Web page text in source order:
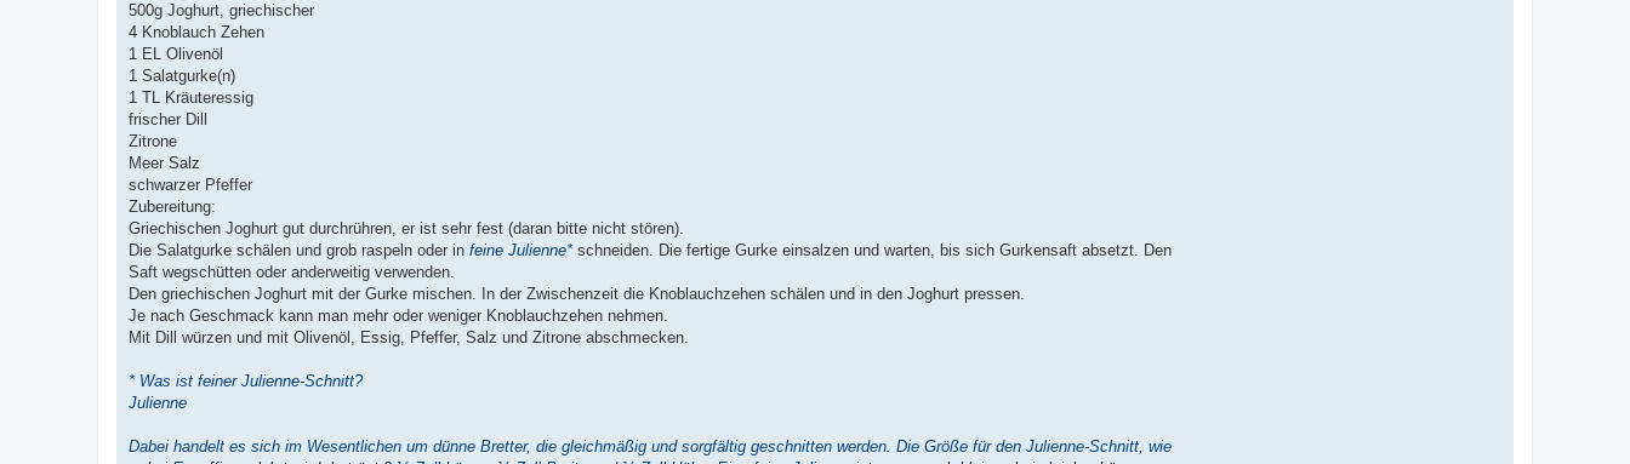
500g Joghurt, griechischer
4 Knoblauch Zehen
1 EL Olivenöl
1 Salatgurke(n)
1 TL Kräuteressig
frischer Dill
Zitrone
Meer Salz
schwarzer Pfeffer
Zubereitung:
Griechischen Joghurt gut durchrühren, er ist sehr fest (daran bitte nicht stören).
Die Salatgurke schälen und grob raspeln oder in feine Julienne*schneiden. Die fertige Gurke einsalzen und warten, bis sich Gurkensaft absetzt. Den
Saft wegschütten oder anderweitig verwenden.
Den griechischen Joghurt mit der Gurke mischen. In der Zwischenzeit die Knoblauchzehen schälen und in den Joghurt pressen.
Je nach Geschmack kann man mehr oder weniger Knoblauchzehen nehmen.
Mit Dill würzen und mit Olivenöl, Essig, Pfeffer, Salz und Zitrone abschmecken.
* Was ist feiner Julienne-Schnitt?
Julienne
Dabei handelt es sich im Wesentlichen um dünne Bretter, die gleichmäßig und sorgfältig geschnitten werden. Die Größe für den Julienne-Schnitt, wie